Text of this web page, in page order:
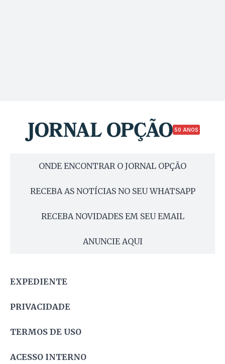
50 ANOS
ONDE ENCONTRAR O JORNAL OPÇÃO
RECEBA AS NOTÍCIAS NO SEU WHATSAPP
RECEBA NOVIDADES EM SEU EMAIL
ANUNCIE AQUI
EXPEDIENTE
PRIVACIDADE
TERMOS DE USO
ACESSO INTERNO